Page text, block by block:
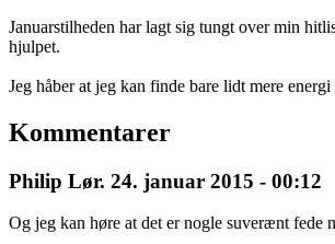
Januarstilheden har lagt sig tungt over min
hjulpet.
Jeg håber at jeg kan finde bare lidt mere
Kommentarer
Philip Lør. 24. januar 2015 - 00:12
Og jeg kan høre at det er nogle suverænt fede